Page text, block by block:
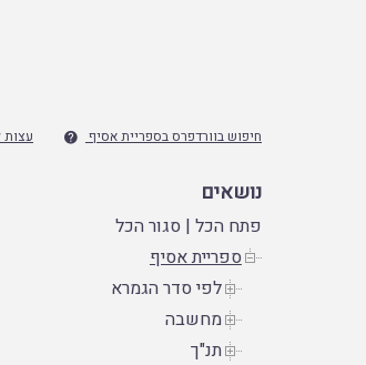
חיפוש בוורדפרס בספריית אסיף  עצות
נושאים
פתח הכל |סגור הכל
ספריית אסיף
לפי סדר הגמרא
מחשבה
תנ"ך